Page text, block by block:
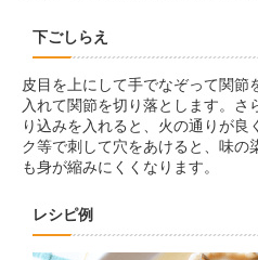
下ごしらえ
皮目を上にして手でなぞって関節
入れて関節を切り落とします。さ
り込みを入れると、火の通りが良
ク等で刺して穴をあけると、味の
も身が縮みにくくなります。
レシピ例